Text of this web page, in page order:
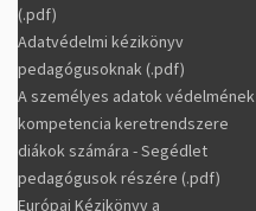
(.pdf)
Adatvédelmi kézikönyv
pedagógusoknak (.pdf)
A személyes adatok védelmének
kompetencia keretrendszere
diákok számára - Segédlet
pedagógusok részére (.pdf)
Európai Kézikönyv a